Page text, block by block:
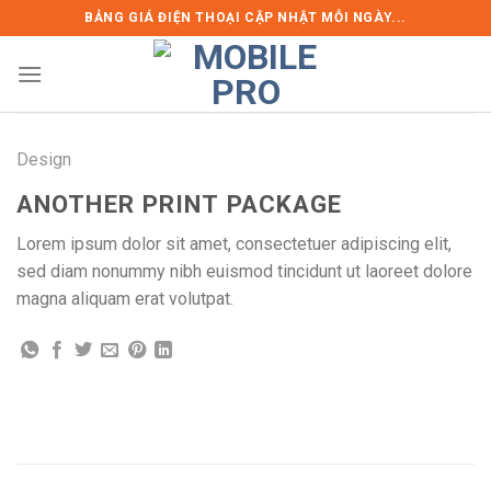
to
content
BẢNG GIÁ ĐIỆN THOẠI CẬP NHẬT MỖI NGÀY...
Design
ANOTHER PRINT PACKAGE
Lorem ipsum dolor sit amet, consectetuer adipiscing elit,
sed diam nonummy nibh euismod tincidunt ut laoreet dolore
magna aliquam erat volutpat.